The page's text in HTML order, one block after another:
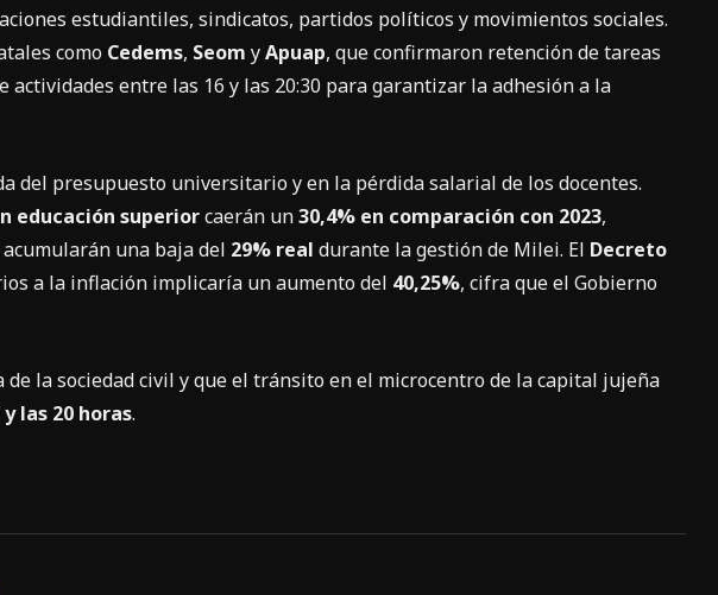
estudiantiles, sindicatos, partidos políticos y movimientos sociales.
como Cedems, Seom yApuap, que confirmaron retención de tareas
actividades entre las 16 y las 20:30 para garantizar la adhesión a la
del presupuesto universitario y en la pérdida salarial de los docentes.
educación superiorcaerán un30,4% en comparación con 2023,
una baja del 29% real durante la gestión de Milei. El Decreto
a la inflación implicaría un aumento del 40,25%, cifra que el Gobierno
de la sociedad civil y que el tránsito en el microcentro de la capital jujeña
y las 20 horas.